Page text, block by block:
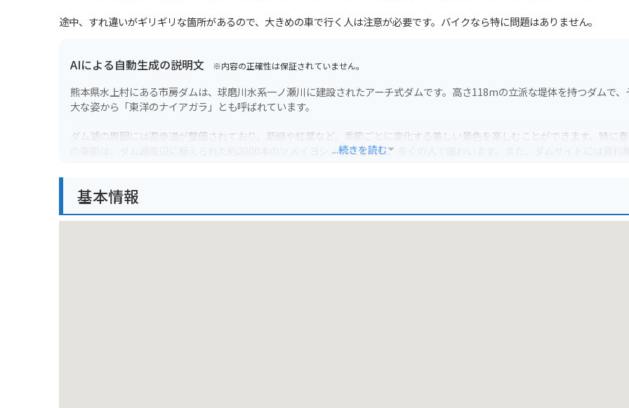
途中、すれ違いがギリギリな箇所があるので、大きめの車で行く人は注意が必要です。バイクなら特に問題はありません。
AIによる自動生成の説明文 ※内容の正確性は保証されていません。
熊本県水上村にある市房ダムは、球磨川水系一ノ瀬川に建設されたアーチ式ダムです。高さ118mの立派な堤体を持つダムで、
大な姿から「東洋のナイアガラ」とも呼ばれています。
ダム湖の周囲には遊歩道が整備されており、新緑や紅葉など、季節ごとに変化する美しい景色を楽しむことができます。特に
の季節は、ダム湖周辺に植えられた約2000本のソメイヨシノが咲き乱れ、多くの人で賑わいます。また、ダムサイトには資料
バイクで訪れる場合、ダム周辺のワインディングロードは、景色も良く、ツーリングに最適です。ただし、道幅が狭く、カー
...続きを読む
基本情報